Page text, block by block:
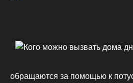
обращаются за помощью к